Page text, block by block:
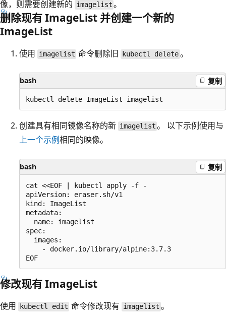
像，则需要创建新的 imagelist 。
删除现有 ImageList 并创建一个新的
ImageList
使用 imagelist 命令删除旧 kubectl delete。
bash 复制
创建具有相同镜像名称的新 imagelist 。 以下示例使用与
上一个示例相同的映像。
bash 复制
cat <<EOF | kubectl apply -f -
apiVersion: eraser.sh/v1
kind: ImageList
metadata:
  name: imagelist
spec:
  images:
    - docker.io/library/alpine:3.7.3
修改现有 ImageList
使用 kubectl edit 命令修改现有 imagelist 。